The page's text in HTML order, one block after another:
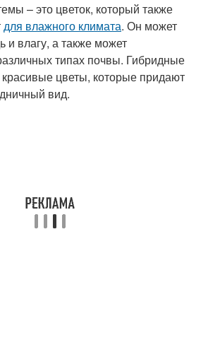
– это цветок, который также
для влажного климата. Он может
и влагу, а также может
типах почвы. Гибридные
цветы, которые придают
вид.